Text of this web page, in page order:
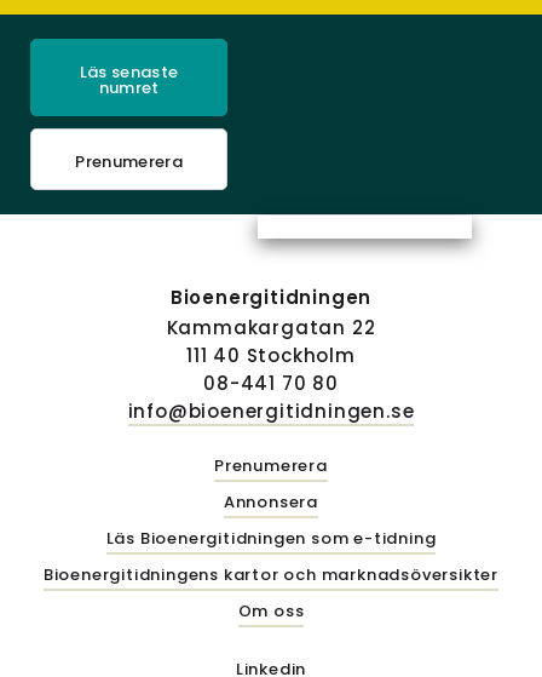
Läs senaste
numret
Prenumerera
Bioenergitidningen
Kammakargatan 22
111 40 Stockholm
08-441 70 80
info@bioenergitidningen.se
Prenumerera
Annonsera
Läs Bioenergitidningen som e-tidning
Bioenergitidningens kartor och marknadsöversikter
Om oss
Linkedin